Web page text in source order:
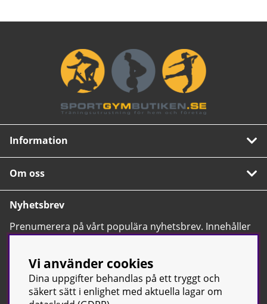
Information
Om oss
Nyhetsbrev
Prenumerera på vårt populära nyhetsbrev. Innehåller
tips, nyheter och våra allra bästa erbjudanden.
Vi använder cookies
Dina uppgifter behandlas på ett tryggt och
säkert sätt i enlighet med aktuella lagar om